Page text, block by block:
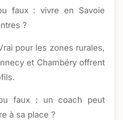
faux : vivre en Savoie
?
pour les zones rurales,
et Chambéry offrent
faux : un coach peut
à sa place ?